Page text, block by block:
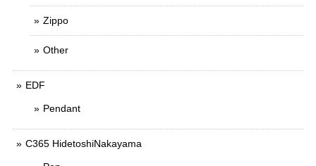
Zippo
Other
EDF
Pendant
C365 HidetoshiNakayama